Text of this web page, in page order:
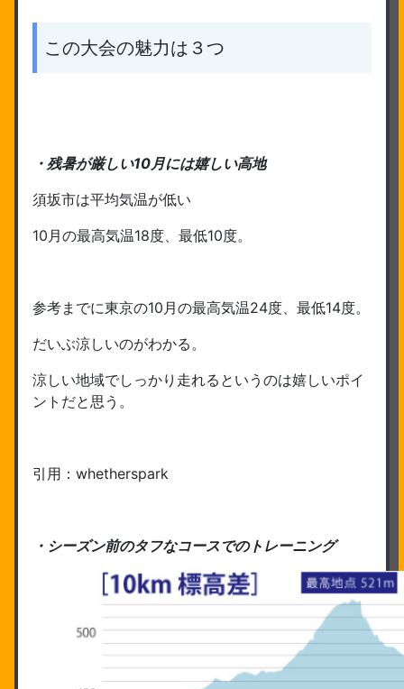
この大会の魅力は３つ
・残暑が厳しい10月には嬉しい高地
須坂市は平均気温が低い
10月の最高気温18度、最低10度。
参考までに東京の10月の最高気温24度、最低14度。
だいぶ涼しいのがわかる。
涼しい地域でしっかり走れるというのは嬉しいポイ
ントだと思う。
引用：whetherspark
・シーズン前のタフなコースでのトレーニング